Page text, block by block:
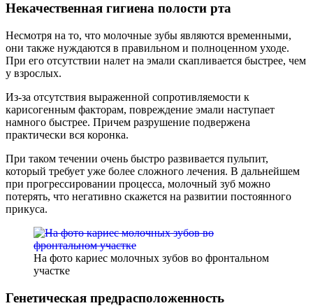
Некачественная гигиена полости рта
Несмотря на то, что молочные зубы являются временными,
они также нуждаются в правильном и полноценном уходе.
При его отсутствии налет на эмали скапливается быстрее, чем
у взрослых.
Из-за отсутствия выраженной сопротивляемости к
карисогенным факторам, повреждение эмали наступает
намного быстрее. Причем разрушение подвержена
практически вся коронка.
При таком течении очень быстро развивается пульпит,
который требует уже более сложного лечения. В дальнейшем
при прогрессировании процесса, молочный зуб можно
потерять, что негативно скажется на развитии постоянного
прикуса.
На фото кариес молочных зубов во фронтальном
участке
Генетическая предрасположенность